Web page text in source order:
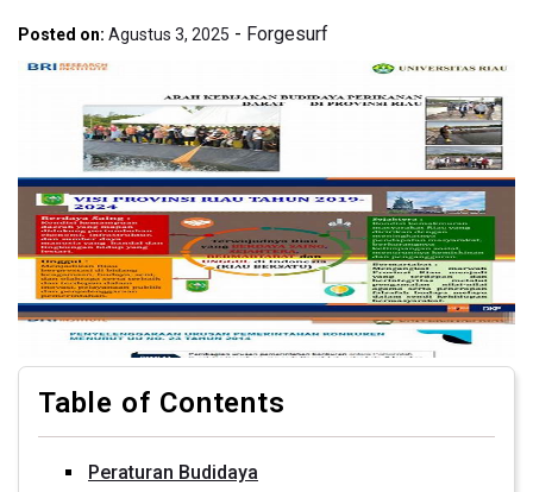
Posted on: Agustus 3, 2025 - Forgesurf
Table of Contents
Peraturan Budidaya